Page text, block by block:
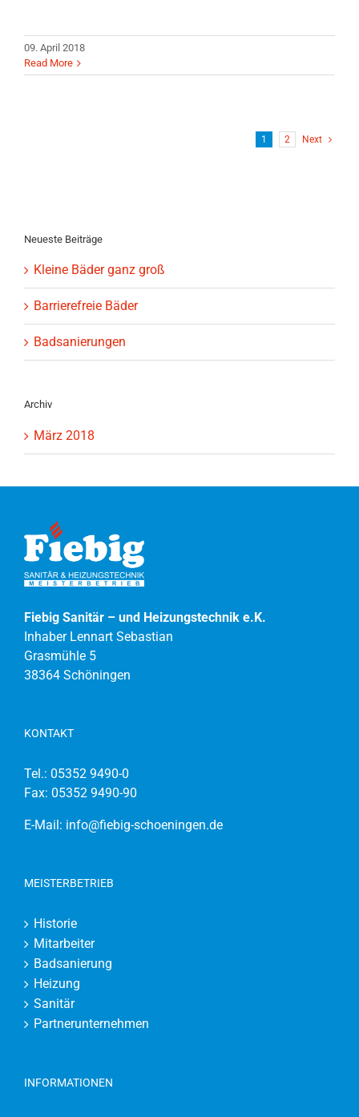
09. April 2018
Read More
1 2 Next
Neueste Beiträge
Kleine Bäder ganz groß
Barrierefreie Bäder
Badsanierungen
Archiv
März 2018
Fiebig Sanitär – und Heizungstechnik e.K.
Inhaber Lennart Sebastian
Grasmühle 5
38364 Schöningen
KONTAKT
Tel.: 05352 9490-0
Fax: 05352 9490-90
E-Mail: info@fiebig-schoeningen.de
MEISTERBETRIEB
Historie
Mitarbeiter
Badsanierung
Heizung
Sanitär
Partnerunternehmen
INFORMATIONEN